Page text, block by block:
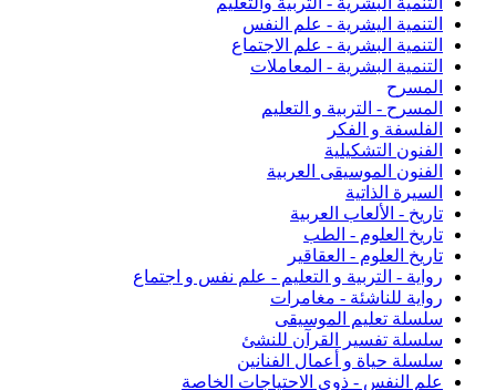
التنمية اليشرية - علم النفس
التنمية البشرية - علم الاجتماع
التنمية البشرية - المعاملات
المسرح
المسرح - التربية و التعليم
الفلسفة و الفكر
الفنون التشكيلية
الفنون الموسيقى العربية
السيرة الذاتية
تاريخ - الألعاب العربية
تاريخ العلوم - الطب
تاريخ العلوم - العقاقير
رواية - التربية و التعليم - علم نفس و اجتماع
رواية للناشئة - مغامرات
سلسلة تعليم الموسيقى
سلسلة تفسير القرآن للنشئ
سلسلة حياة و أعمال الفنانين
علم النفس - ذوى الاحتياجات الخاصة